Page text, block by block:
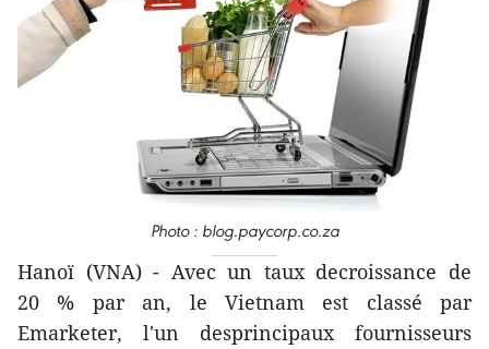
Photo : blog.paycorp.co.za
Hanoï (VNA) - Avec un taux decroissance de
20 % par an, le Vietnam est classé par
Emarketer, l'un desprincipaux fournisseurs